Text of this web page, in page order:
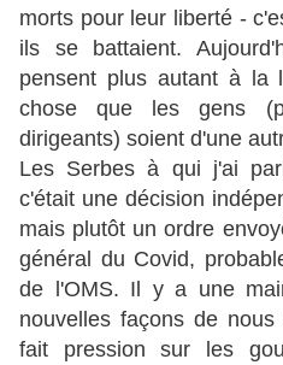
morts pour leur liberté -
ils se battaient.
pensent plus autant à la
chose que les gens
dirigeants) soient d'une
Les Serbes à qui j'ai
c'était une décision
mais plutôt un ordre
général du Covid,
de l'OMS. Il y a une
nouvelles façons de
fait pression sur les